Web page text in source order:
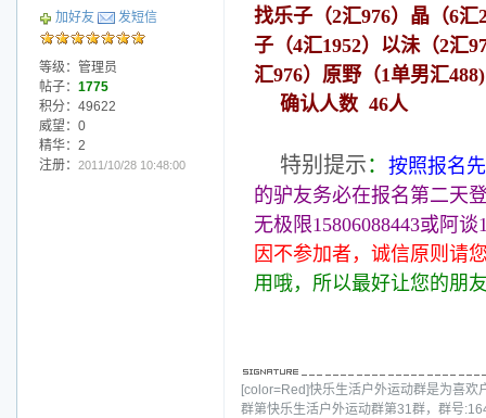
加好友 发短信
等级：管理员
帖子： 1775
积分：49622
威望：0
精华：2
注册： 2011/10/28 10:48:00
找乐子（2汇976） 晶（6汇
子（4汇1952）以沬（2汇
汇976）原野（1单男汇
确认人数 46人
特别提示： 按照报名
的驴友务必在报名第二天
无极限15806088443或阿
因不参加者，诚信原则请
用哦，所以最好让您的朋
[color=Red]快乐生活户外运动群是为喜
群第快乐生活户外运动群第31群，群号